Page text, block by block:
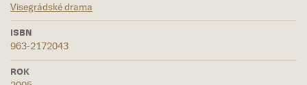
Visegrádské drama
ISBN
963-2172043
ROK